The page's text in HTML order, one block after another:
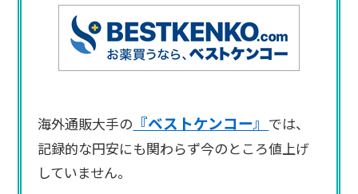
海外通販大手の 『ベストケンコー』 では、
記録的な円安にも関わらず今のところ値上げ
していません。